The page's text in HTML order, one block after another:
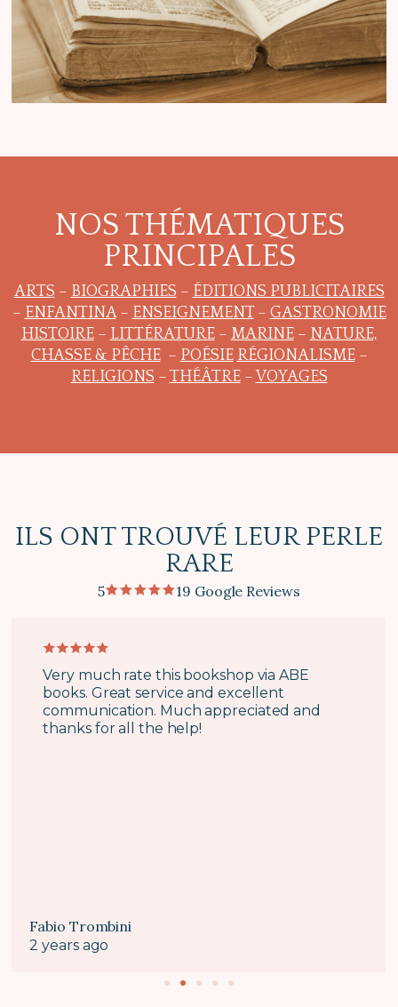
NOS THÉMATIQUES
PRINCIPALES
ARTS – BIOGRAPHIES – ÉDITIONS PUBLICITAIRES
– ENFANTINA– ENSEIGNEMENT– GASTRONOMIE
HISTOIRE– LITTÉRATURE– MARINE– NATURE,
CHASSE & PÊCHE– POÉSIE RÉGIONALISME–
RELIGIONS – THÉÂTRE– VOYAGES
ILS ONT TROUVÉ LEUR PERLE
RARE
5 19 Google Reviews
Very much rate this bookshop via ABE
books. Great service and excellent
communication. Much appreciated and
thanks for all the help!
Fabio Trombini
2 years ago